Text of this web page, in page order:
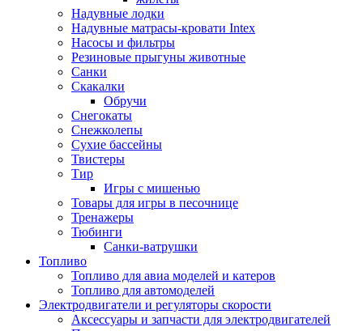
Надувные лодки
Надувные матрасы-кровати Intex
Насосы и фильтры
Резиновые прыгуны животные
Санки
Скакалки
Обручи
Снегокаты
Снежколепы
Сухие бассейны
Твистеры
Тир
Игры с мишенью
Товары для игры в песочнице
Тренажеры
Тюбинги
Санки-ватрушки
Топливо
Топливо для авиа моделей и катеров
Топливо для автомоделей
Электродвигатели и регуляторы скорости
Аксессуары и запчасти для электродвигателей